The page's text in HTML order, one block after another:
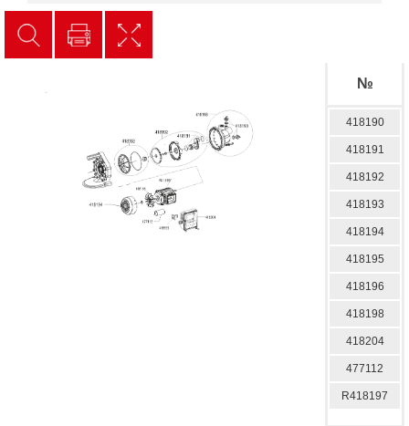
№
418190
418191
418192
418193
418194
418195
418196
418198
418204
477112
R418197